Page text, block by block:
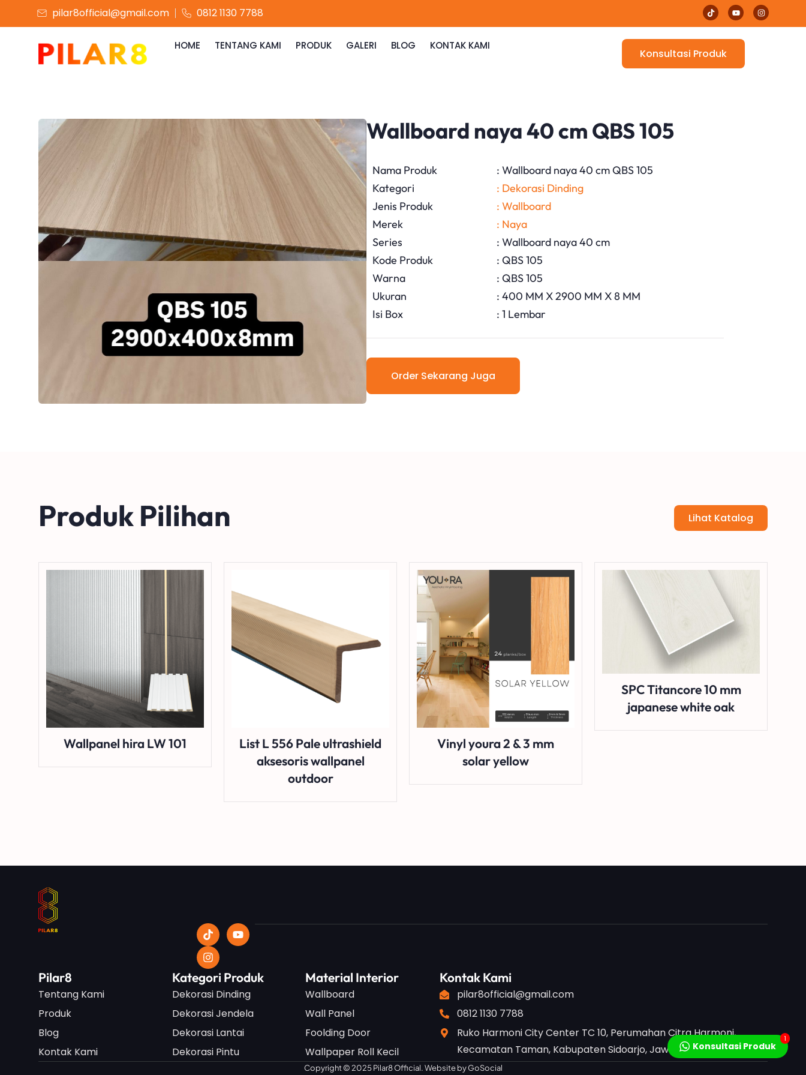
pilar8official@gmail.com 0812 1130 7788
HOME TENTANG KAMI PRODUK GALERI BLOG KONTAK KAMI
Konsultasi Produk
Wallboard naya 40 cm QBS 105
Nama Produk
: Wallboard naya 40 cm QBS 105
Kategori
: Dekorasi Dinding
Jenis Produk
: Wallboard
Merek
: Naya
Series
: Wallboard naya 40 cm
Kode Produk
: QBS 105
Warna
: QBS 105
Ukuran
: 400 MM X 2900 MM X 8 MM
Isi Box
: 1 Lembar
Order Sekarang Juga
Produk Pilihan Lihat Katalog
Wallpanel hira LW 101
List L 556 Pale ultrashield
aksesoris wallpanel
outdoor
Vinyl youra 2 & 3 mm
solar yellow
SPC Titancore 10 mm
japanese white oak
Pilar8
Tentang Kami
Produk
Blog
Kontak Kami
Kategori Produk
Dekorasi Dinding
Dekorasi Jendela
Dekorasi Lantai
Dekorasi Pintu
Material Interior
Wallboard
Wall Panel
Foolding Door
Wallpaper Roll Kecil
Kontak Kami
pilar8official@gmail.com
0812 1130 7788
Ruko Harmoni City Center TC 10, Perumahan Citra Harmoni,
Kecamatan Taman, Kabupaten Sidoarjo, Jawa Timur
Copyright © 2025 Pilar8 Official. Website byGoSocial
Konsultasi Produk
1